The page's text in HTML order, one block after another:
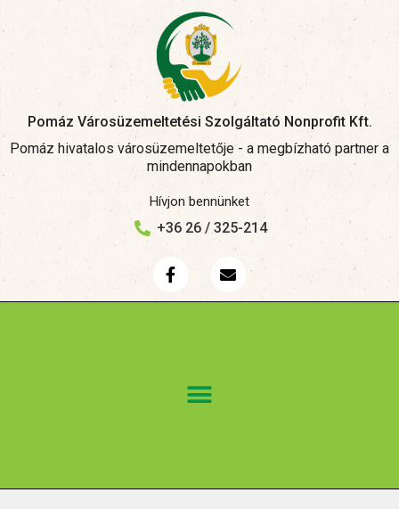
Pomáz Városüzemeltetési Szolgáltató Nonprofit Kft.
Pomáz hivatalos városüzemeltetője - a megbízható partner a
mindennapokban
Hívjon bennünket
+36 26 / 325-214